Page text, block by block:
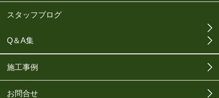
スタッフブログ
Q＆A集
施工事例
お問合せ